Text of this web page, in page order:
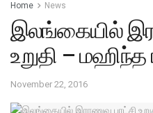
Home News
இலங்கையில்
உறுதி –
November 22, 2016